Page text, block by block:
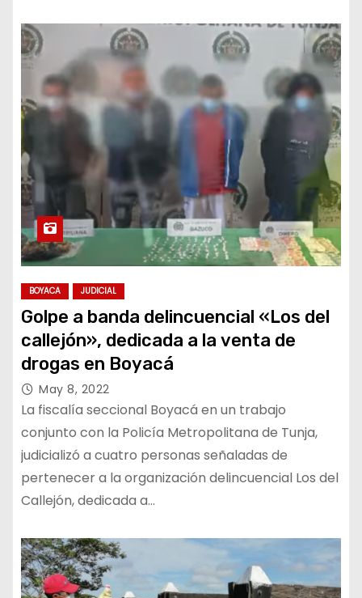
BOYACA JUDICIAL
Golpe a banda delincuencial «Los del
callejón», dedicada a la venta de
drogas en Boyacá
May 8, 2022
La fiscalía seccional Boyacá en un trabajo
conjunto con la Policía Metropolitana de Tunja,
judicializó a cuatro personas señaladas de
pertenecer a la organización delincuencial Los del
Callejón, dedicada a…